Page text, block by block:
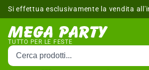
Si effettua esclusivamente la vendita
TUTTO PER LE FESTE
Cerca prodotti